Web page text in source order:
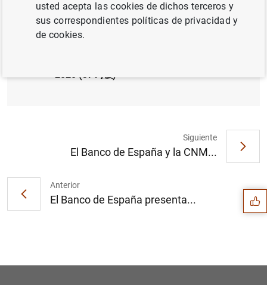
Nota informativa sobre la aplicación de las
moratorias legislativas y sectoriales de
2020 (371KB)
Anterior
El Banco de España presenta...
Siguiente
El Banco de España y la CNM... Sugerencias
usted acepta las cookies de dichos terceros y
sus correspondientes políticas de privacidad y
de cookies.